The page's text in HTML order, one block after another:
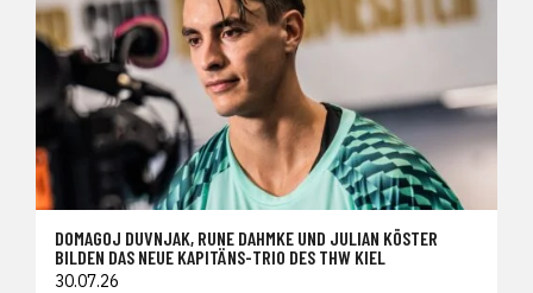
DOMAGOJ DUVNJAK, RUNE DAHMKE UND JULIAN KÖSTER
BILDEN DAS NEUE KAPITÄNS-TRIO DES THW KIEL
30.07.26